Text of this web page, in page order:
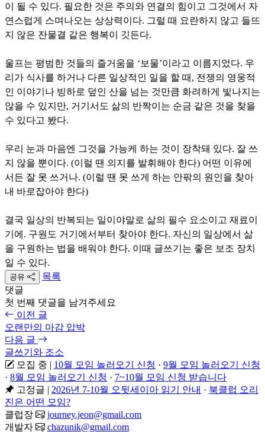
이 될 수 있다. 필요한 것은 주의와 연결의 힘이고 그것에서 자
연스럽게 스며나오는 상상력이다. 그럴 때 요란하지 않고 들뜨
지 않은 잔물결 같은 행복이 깃든다.
울프는 평범한 것들의 즐거움을 ‘보물’이라고 이름지었다. 우
리가 식사를 하거나 다른 일상적인 일을 할 때, 전쟁의 영웅적
인 이야기나 빙하로 덮인 산을 넘는 것만큼 화려하게 빛나지는
않을 수 있지만, 거기서도 삶의 반짝이는 순금 같은 것을 찾을
수 있다고 봤다.
우리 눈과 마음엔 그것을 가능케 하는 것이 장착돼 있다. 잘 쓰
지 않을 뿐이다. (이럴 땐 의지를 발휘해야 한다) 어떤 이유에
서든 잘 못 쓰거나. (이럴 땐 못 쓰게 하는 안팎의 원인을 찾아
내 바로잡아야 한다)
결국 일상의 반복되는 일이야말로 삶의 필수 요소이고 재료이
기에. 구원도 거기에서부터 찾아야 한다. 자신의 일상에서 삶
을 구원하는 법을 배워야 한다. 이때 글쓰기는 좋은 보조 장치
일 수 있다.
공유
목록
댓글
첫 번째 댓글을 남겨주세요
이전 글
오랜만의 마감 압박
다음 글
글쓰기와 조소
모집 중 | 10월 모임 놀러오기 신청 · 9월 모임 놀러오기 신청
· 8월 모임 놀러오기 신청 · 7~10월 모임 신청 받습니다
고정글 | 2026년 7-10월 오뒷세이아 읽기 안내 · 북클럽 오리
진은 어떤 모임?
클럽장
journey.jeon@gmail.com
개발자
chazunik@gmail.com